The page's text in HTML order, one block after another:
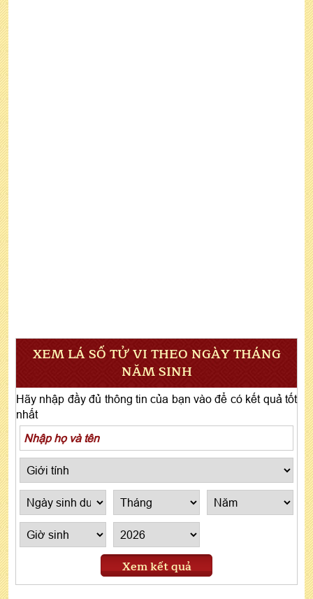
XEM LÁ SỐ TỬ VI THEO NGÀY THÁNG
NĂM SINH
Hãy nhập đầy đủ thông tin của bạn vào để có kết quả tốt
nhất
Xem kết quả